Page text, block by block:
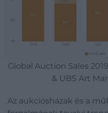
Global Auction Sales
& UBS Art
Az aukciósházak és a